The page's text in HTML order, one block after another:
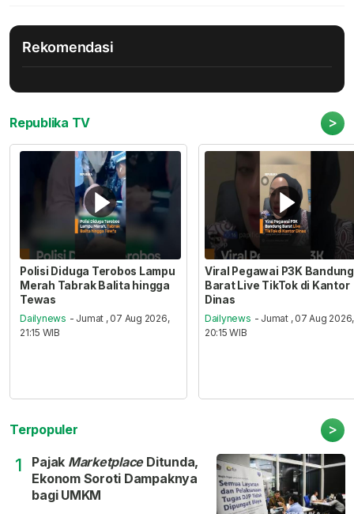
Rekomendasi
Republika TV >
Polisi Diduga Terobos Lampu
Merah Tabrak Balita hingga
Tewas
Dailynews - Jumat , 07 Aug 2026,
21:15 WIB
Viral Pegawai P3K Bandung
Barat Live TikTok di Kantor
Dinas
Dailynews - Jumat , 07 Aug 2026,
20:15 WIB
Terpopuler >
1 Pajak MarketplaceDitunda,
Ekonom Soroti Dampaknya
bagi UMKM